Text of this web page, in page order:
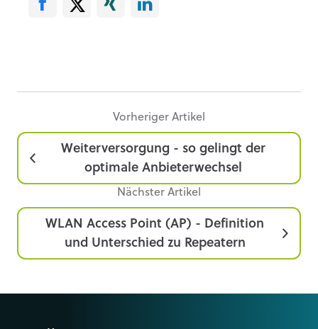
Vorheriger Artikel
Weiterversorgung - so gelingt der
optimale Anbieterwechsel
Nächster Artikel
WLAN Access Point (AP) - Definition
und Unterschied zu Repeatern